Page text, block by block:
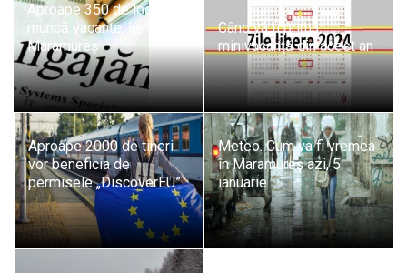
Aproape 350 de locuri de
muncă vacante, în
Maramureș
Când va fi prima
minivacanță din acest an
Aproape 2000 de tineri
vor beneficia de
permisele „DiscoverEU”
Meteo. Cum va fi vremea
în Maramureș azi, 5
ianuarie